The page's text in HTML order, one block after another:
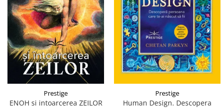
Prestige
ENOH si intoarcerea ZEILOR
Prestige
Human Design. Descopera